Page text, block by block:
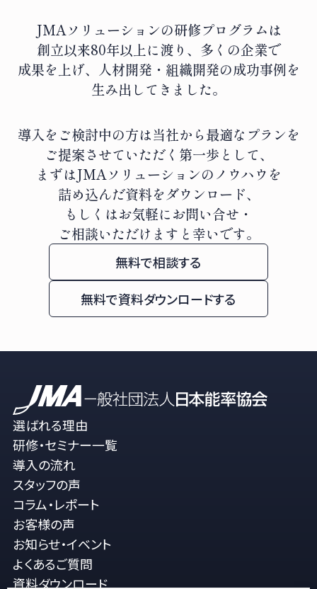
JMAソリューションの研修プログラムは
創立以来80年以上に渡り、 多くの企業で
成果を上げ、人材開発・組織開発の成功事例を
生み出してきました。
導入をご検討中の方は当社から最適なプランを
ご提案させていただく第一歩として、
まずはJMAソリューションのノウハウを
詰め込んだ資料をダウンロード、
もしくはお気軽にお問い合せ・
ご相談いただけますと幸いです。
無料で相談する
無料で資料ダウンロードする
選ばれる理由
研修・セミナー一覧
導入の流れ
スタッフの声
コラム・レポート
お客様の声
お知らせ・イベント
よくあるご質問
資料ダウンロード